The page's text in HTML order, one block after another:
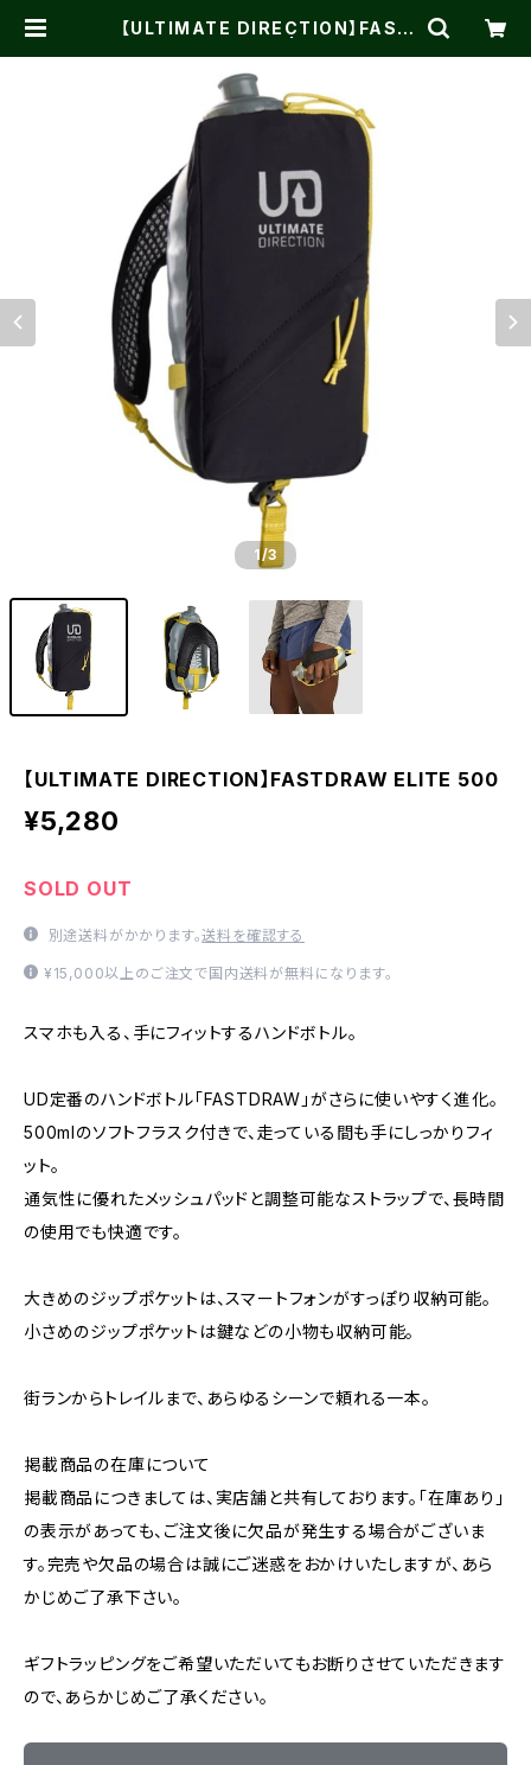
【ULTIMATE DIRECTION】FAST
1/3
【ULTIMATE DIRECTION】FASTDRAW ELITE 500
¥5,280
SOLD OUT
別途送料がかかります。送料を確認する
¥15,000以上のご注文で国内送料が無料になります。
スマホも入る、手にフィットするハンドボトル。
UD定番のハンドボトル「FASTDRAW」がさらに使いやすく進化。
500mlのソフトフラスク付きで、走っている間も手にしっかりフィ
ット。
通気性に優れたメッシュパッドと調整可能なストラップで、長時間
の使用でも快適です。
大きめのジップポケットは、スマートフォンがすっぽり収納可能。
小さめのジップポケットは鍵などの小物も収納可能。
街ランからトレイルまで、あらゆるシーンで頼れる一本。
掲載商品の在庫について
掲載商品につきましては、実店舗と共有しております。「在庫あり」
の表示があっても、ご注文後に欠品が発生する場合がございま
す。完売や欠品の場合は誠にご迷惑をおかけいたしますが、あら
かじめご了承下さい。
ギフトラッピングをご希望いただいてもお断りさせていただきます
ので、あらかじめご了承ください。